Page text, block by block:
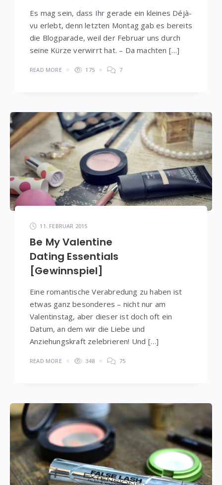
Es mag sein, dass Ihr gerade ein kleines Déjà-
vu erlebt, denn letzten Montag gab es bereits
die Blogparade, weil der Februar uns durch
seine Kürze verwirrt hat. – Da machten […]
READ MORE 175 7
11. FEBRUAR 2015
Be My Valentine
Dating Essentials
[Gewinnspiel]
Eine romantische Verabredung zu haben ist
etwas ganz besonderes – nicht nur am
Valentinstag, aber dieser ist doch oft ein
Datum, an dem wir die Liebe und
Anziehungskraft zelebrieren! Und […]
READ MORE 348 75